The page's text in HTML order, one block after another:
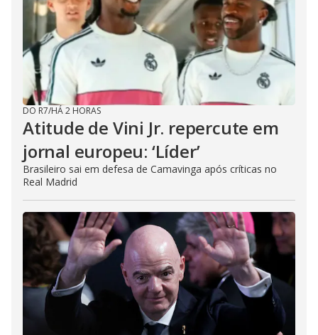
DO R7/HÁ 2 HORAS
Atitude de Vini Jr. repercute em
jornal europeu: ‘Líder’
Brasileiro sai em defesa de Camavinga após críticas no
Real Madrid